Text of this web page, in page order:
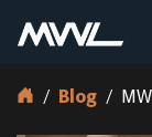
Blog